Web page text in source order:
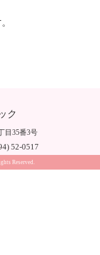
ク
目35番3号
52-0517
Reserved.